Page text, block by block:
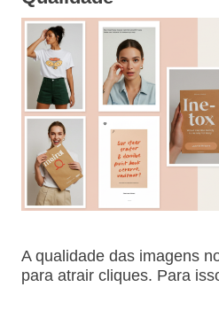
A qualidade das imagens
para atrair cliques. Para